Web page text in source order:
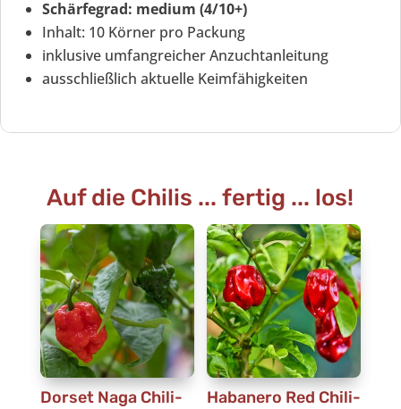
Schärfegrad: medium (4/10+)
Inhalt: 10 Körner pro Packung
inklusive umfangreicher Anzuchtanleitung
ausschließlich aktuelle Keimfähigkeiten
Auf die Chilis ... fertig ... los!
Dorset Naga Chili-
Habanero Red Chili-